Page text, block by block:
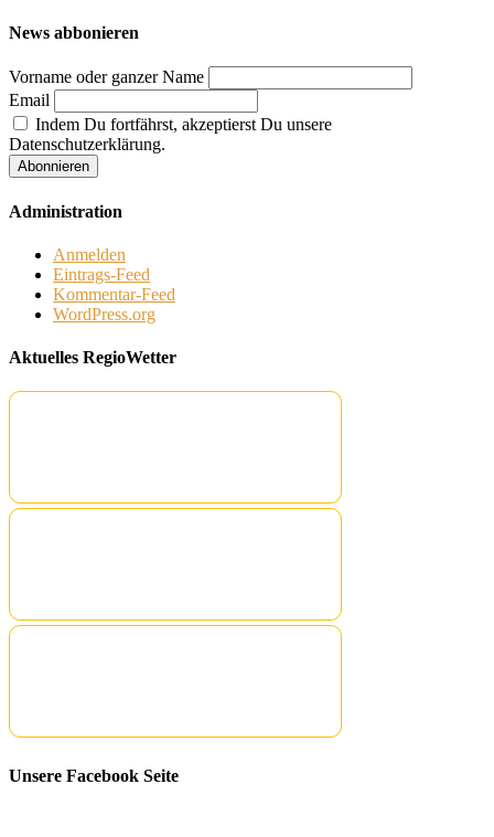
News abbonieren
Vorname oder ganzer Name
Email
Indem Du fortfährst, akzeptierst Du unsere
Datenschutzerklärung.
Administration
Anmelden
Eintrags-Feed
Kommentar-Feed
WordPress.org
Aktuelles RegioWetter
Unsere Facebook Seite